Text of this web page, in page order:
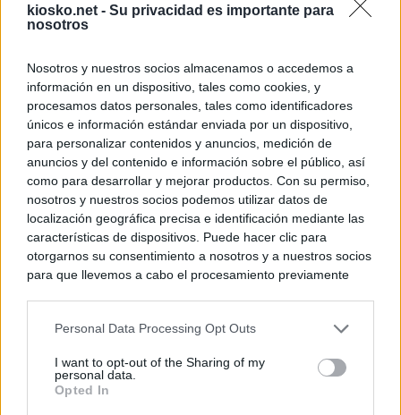
kiosko.net - Su privacidad es importante para
nosotros
Nosotros y nuestros socios almacenamos o accedemos a
información en un dispositivo, tales como cookies, y
procesamos datos personales, tales como identificadores
únicos e información estándar enviada por un dispositivo,
para personalizar contenidos y anuncios, medición de
anuncios y del contenido e información sobre el público, así
como para desarrollar y mejorar productos. Con su permiso,
nosotros y nuestros socios podemos utilizar datos de
localización geográfica precisa e identificación mediante las
características de dispositivos. Puede hacer clic para
otorgarnos su consentimiento a nosotros y a nuestros socios
para que llevemos a cabo el procesamiento previamente
negar su consentimiento. Tenga en cuenta que algún
de su consentimiento, pero usted tiene el derecho de
rechazar tal procesamiento. Sus preferencias se aplicarán
Personal Data Processing Opt Outs
I want to opt-out of the Sharing of my
personal data.
Opted In